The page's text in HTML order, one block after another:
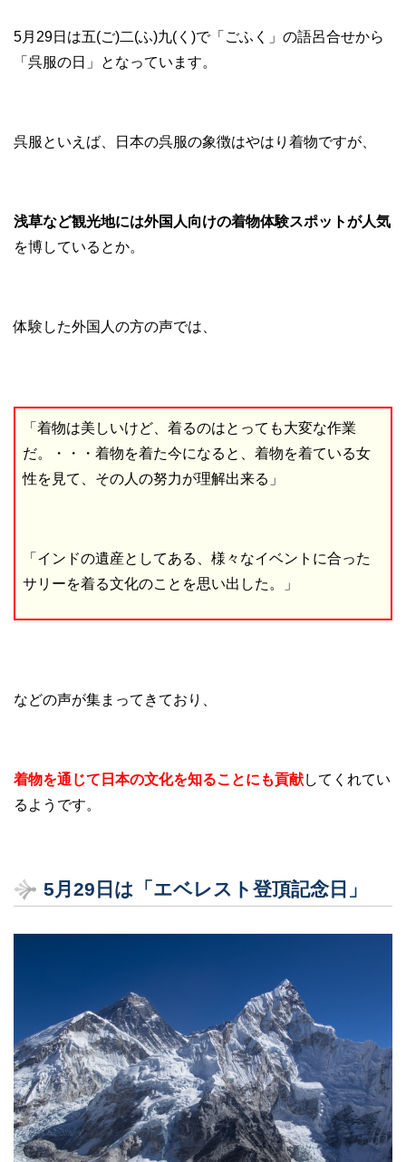
5月29日は五(ご)二(ふ)九(く)で「ごふく」の語呂合せから
「呉服の日」となっています。
呉服といえば、日本の呉服の象徴はやはり着物ですが、
浅草など観光地には外国人向けの着物体験スポットが人気
を博しているとか。
体験した外国人の方の声では、
「着物は美しいけど、着るのはとっても大変な作業
だ。・・・着物を着た今になると、着物を着ている女
性を見て、その人の努力が理解出来る」
「インドの遺産としてある、様々なイベントに合った
サリーを着る文化のことを思い出した。」
などの声が集まってきており、
着物を通じて日本の文化を知ることにも貢献してくれてい
るようです。
5月29日は「エベレスト登頂記念日」